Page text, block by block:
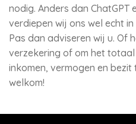
nodig. Anders dan ChatGPT
verdiepen wij ons wel echt
Pas dan adviseren wij u. Of
verzekering of om het
inkomen, vermogen en bezit
welkom!